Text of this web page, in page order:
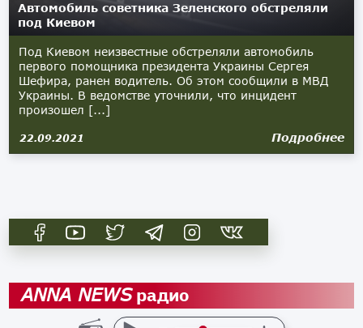
Автомобиль советника Зеленского обстреляли
под Киевом
Под Киевом неизвестные обстреляли автомобиль
первого помощника президента Украины Сергея
Шефира, ранен водитель. Об этом сообщили в МВД
Украины. В ведомстве уточнили, что инцидент
произошел [...]
22.09.2021 Подробнее
ANNA NEWSрадио